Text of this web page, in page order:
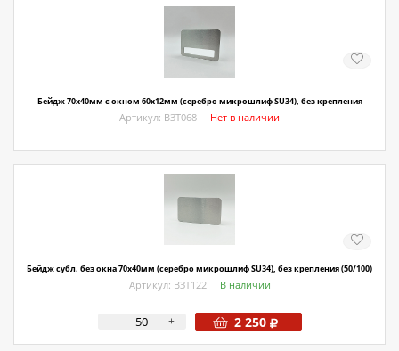
Бейдж 70х40мм с окном 60х12мм (серебро микрошлиф SU34), без крепления
Артикул: ВЗТ068 Нет в наличии
Бейдж субл. без окна 70х40мм (серебро микрошлиф SU34), без крепления (50/100)
Артикул: ВЗТ122 В наличии
- + 2 250